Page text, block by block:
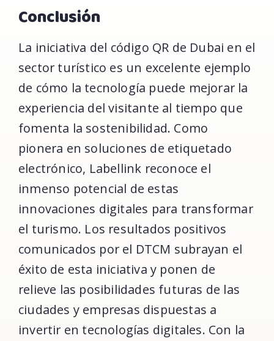
Conclusión
La iniciativa del código QR de Dubai en el
sector turístico es un excelente ejemplo
de cómo la tecnología puede mejorar la
experiencia del visitante al tiempo que
fomenta la sostenibilidad. Como
pionera en soluciones de etiquetado
electrónico, Labellink reconoce el
inmenso potencial de estas
innovaciones digitales para transformar
el turismo. Los resultados positivos
comunicados por el DTCM subrayan el
éxito de esta iniciativa y ponen de
relieve las posibilidades futuras de las
ciudades y empresas dispuestas a
invertir en tecnologías digitales. Con la